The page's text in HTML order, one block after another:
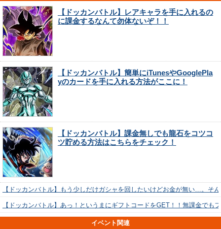
【ドッカンバトル】レアキャラを手に入れるの
に課金するなんて勿体ないぞ！！
【ドッカンバトル】簡単にiTunesやGooglePla
yのカードを手に入れる方法がここに！
【ドッカンバトル】課金無しでも龍石をコツコ
ツ貯める方法はこちらをチェック！
【ドッカンバトル】もう少しだけガシャを回したいけどお金が無い…。そ
【ドッカンバトル】あっ！というまにギフトコードをGET！！無課金でも
イベント関連